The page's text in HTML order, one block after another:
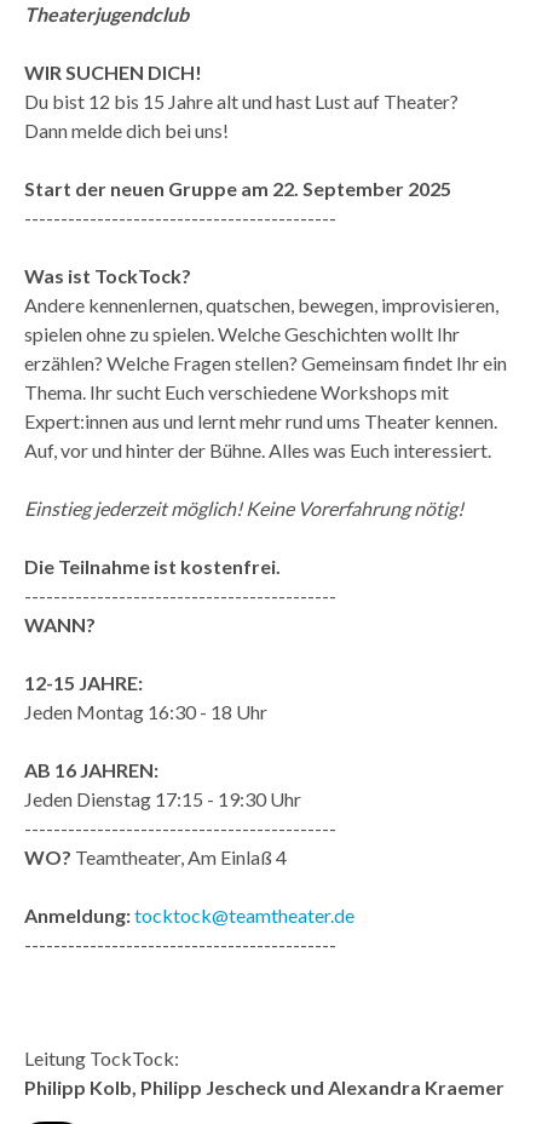
Theaterjugendclub
WIR SUCHEN DICH!
Du bist 12 bis 15 Jahre alt und hast Lust auf Theater?
Dann melde dich bei uns!
Start der neuen Gruppe am 22. September 2025
-------------------------------------------
Was ist TockTock?
Andere kennenlernen, quatschen, bewegen, improvisieren,
spielen ohne zu spielen. Welche Geschichten wollt Ihr
erzählen? Welche Fragen stellen? Gemeinsam findet Ihr ein
Thema. Ihr sucht Euch verschiedene Workshops mit
Expert:innen aus und lernt mehr rund ums Theater kennen.
Auf, vor und hinter der Bühne. Alles was Euch interessiert.
Einstieg jederzeit möglich! Keine Vorerfahrung nötig!
Die Teilnahme ist kostenfrei.
-------------------------------------------
WANN?
12-15 JAHRE:
Jeden Montag 16:30 - 18 Uhr
AB 16 JAHREN:
Jeden Dienstag 17:15 - 19:30 Uhr
-------------------------------------------
WO? Teamtheater, Am Einlaß 4
Anmeldung:tocktock@teamtheater.de
-------------------------------------------
Leitung TockTock:
Philipp Kolb, Philipp Jescheck und Alexandra Kraemer